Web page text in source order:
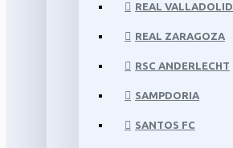
REAL VALLADOLID
REAL ZARAGOZA
RSC ANDERLECHT
SAMPDORIA
SANTOS FC